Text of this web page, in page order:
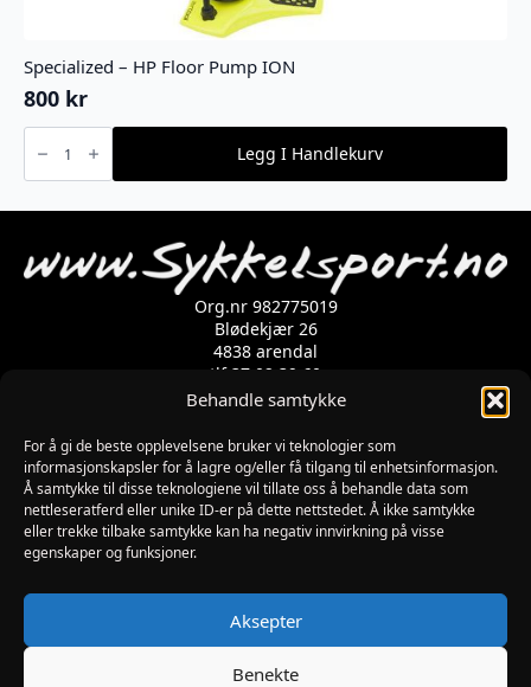
Behandle samtykke
For å gi de beste opplevelsene bruker vi teknologier som
informasjonskapsler for å lagre og/eller få tilgang til enhetsinformasjon.
Å samtykke til disse teknologiene vil tillate oss å behandle data som
nettleseratferd eller unike ID-er på dette nettstedet. Å ikke samtykke
eller trekke tilbake samtykke kan ha negativ innvirkning på visse
egenskaper og funksjoner.
Aksepter
Benekte
Specialized – HP Floor Pump ION
800 kr
Specialized
HP
Floor
antall
Legg I Handlekurv
Org.nr 982775019
Blødekjær 26
4838 arendal
tlf 37 02 39 60
Kontaktskjema
Åpningstider
MANDAG-FREDAG: 09:00-17:00
LØRDAG: 10:00-15:00
SØNDAG: STENGT
PÅSKEAFTEN OG PINSEAFTEN : 10:00-13:00
Informasjon
MIN SIDE
KJØPSBETINGELSER